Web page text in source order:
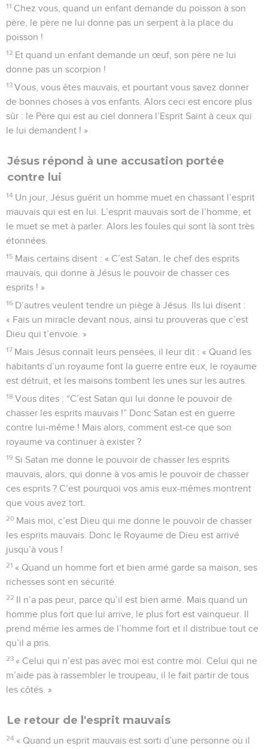
11 Chez vous, quand un enfant demande du poisson à son
père, le père ne lui donne pas un serpent à la place du
poisson !
12 Et quand un enfant demande un œuf, son père ne lui
donne pas un scorpion !
13 Vous, vous êtes mauvais, et pourtant vous savez donner
de bonnes choses à vos enfants. Alors ceci est encore plus
sûr : le Père qui est au ciel donnera l’Esprit Saint à ceux qui
le lui demandent ! »
Jésus répond à une accusation portée
contre lui
14 Un jour, Jésus guérit un homme muet en chassant l’esprit
mauvais qui est en lui. L’esprit mauvais sort de l’homme, et
le muet se met à parler. Alors les foules qui sont là sont très
étonnées.
15 Mais certains disent : « C’est Satan, le chef des esprits
mauvais, qui donne à Jésus le pouvoir de chasser ces
esprits ! »
16 D’autres veulent tendre un piège à Jésus. Ils lui disent :
« Fais un miracle devant nous, ainsi tu prouveras que c’est
Dieu qui t’envoie. »
17 Mais Jésus connaît leurs pensées, il leur dit : « Quand les
habitants d’un royaume font la guerre entre eux, le royaume
est détruit, et les maisons tombent les unes sur les autres.
18 Vous dites : “C’est Satan qui lui donne le pouvoir de
chasser les esprits mauvais !” Donc Satan est en guerre
contre lui-même ! Mais alors, comment est-ce que son
royaume va continuer à exister ?
19 Si Satan me donne le pouvoir de chasser les esprits
mauvais, alors, qui donne à vos amis le pouvoir de chasser
ces esprits ? C’est pourquoi vos amis eux-mêmes montrent
que vous avez tort.
20 Mais moi, c’est Dieu qui me donne le pouvoir de chasser
les esprits mauvais. Donc le Royaume de Dieu est arrivé
jusqu’à vous !
21 « Quand un homme fort et bien armé garde sa maison, ses
richesses sont en sécurité.
22 Il n’a pas peur, parce qu’il est bien armé. Mais quand un
homme plus fort que lui arrive, le plus fort est vainqueur. Il
prend même les armes de l’homme fort et il distribue tout ce
qu’il a pris.
23 « Celui qui n’est pas avec moi est contre moi. Celui qui ne
m’aide pas à rassembler le troupeau, il le fait partir de tous
les côtés. »
Le retour de l'esprit mauvais
24 « Quand un esprit mauvais est sorti d’une personne où il